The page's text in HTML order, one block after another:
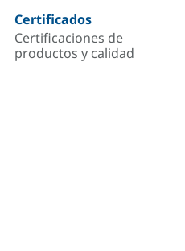
Certificados
Certificaciones de
productos y calidad